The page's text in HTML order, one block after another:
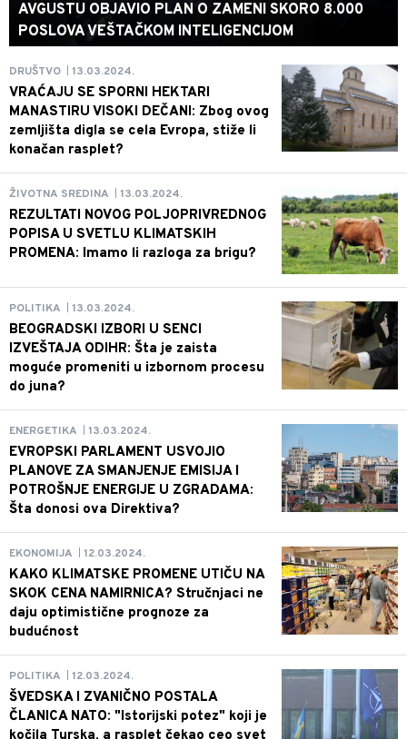
AVGUSTU OBJAVIO PLAN O ZAMENI SKORO 8.000
POSLOVA VEŠTAČKOM INTELIGENCIJOM
DRUŠTVO 13.03.2024.
VRAĆAJU SE SPORNI HEKTARI
MANASTIRU VISOKI DEČANI: Zbog ovog
zemljišta digla se cela Evropa, stiže li
konačan rasplet?
ŽIVOTNA SREDINA 13.03.2024.
REZULTATI NOVOG POLJOPRIVREDNOG
POPISA U SVETLU KLIMATSKIH
PROMENA: Imamo li razloga za brigu?
POLITIKA 13.03.2024.
BEOGRADSKI IZBORI U SENCI
IZVEŠTAJA ODIHR: Šta je zaista
moguće promeniti u izbornom procesu
do juna?
ENERGETIKA 13.03.2024.
EVROPSKI PARLAMENT USVOJIO
PLANOVE ZA SMANJENJE EMISIJA I
POTROŠNJE ENERGIJE U ZGRADAMA:
Šta donosi ova Direktiva?
EKONOMIJA 12.03.2024.
KAKO KLIMATSKE PROMENE UTIČU NA
SKOK CENA NAMIRNICA? Stručnjaci ne
daju optimistične prognoze za
budućnost
POLITIKA 12.03.2024.
ŠVEDSKA I ZVANIČNO POSTALA
ČLANICA NATO: "Istorijski potez" koji je